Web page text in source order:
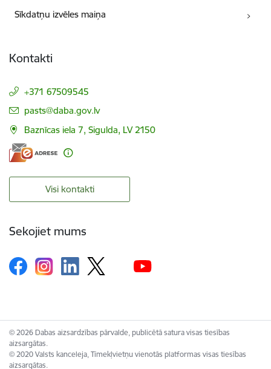
Sīkdatņu izvēles maiņa
Kontakti
+371 67509545
E-pasts:
pasts@daba.gov.lv
Baznīcas iela 7, Sigulda, LV 2150
Visi kontakti
Sekojiet mums
© 2026 Dabas aizsardzības pārvalde, publicētā satura visas tiesības
aizsargātas.
© 2020 Valsts kanceleja, Tīmekļvietņu vienotās platformas visas tiesības
aizsargātas.